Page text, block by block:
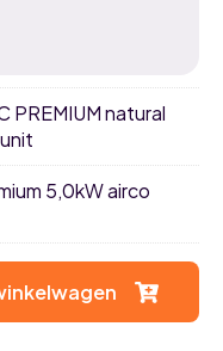
PREMIUM natural
5,0kW airco